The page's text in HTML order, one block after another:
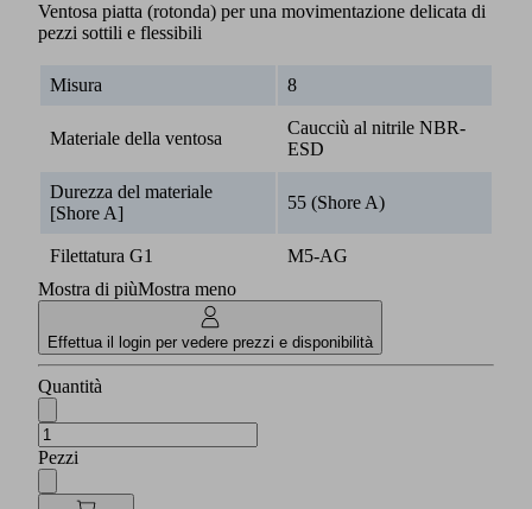
Ventosa piatta (rotonda) per una movimentazione delicata di
pezzi sottili e flessibili
Misura 8
Materiale della ventosa
Caucciù al nitrile NBR-
ESD
Durezza del materiale
[Shore A]
55 (Shore A)
Filettatura G1
M5-AG
Mostra di piùMostra meno
Effettua il login per vedere prezzi e disponibilità
Quantità
Pezzi